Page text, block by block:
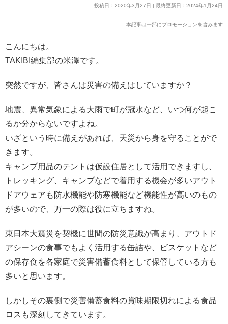
投稿日：2020年3月27日 | 最終更新日：2024年1月24日
本記事は一部にプロモーションを含みます
こんにちは。
TAKIBI編集部の米澤です。
突然ですが、皆さんは災害の備えはしていますか？
地震、異常気象による大雨で町が冠水など、いつ何が起こ
るか分からないですよね。
いざという時に備えがあれば、天災から身を守ることがで
きます。
キャンプ用品のテントは仮設住居として活用できますし、
トレッキング、キャンプなどで着用する機会が多いアウト
ドアウェアも防水機能や防寒機能など機能性が高いのもの
が多いので、万一の際は役に立ちますね。
東日本大震災を契機に世間の防災意識が高まり、アウトド
アシーンの食事でもよく活用する缶詰や、ビスケットなど
の保存食を各家庭で災害備蓄食料として保管している方も
多いと思います。
しかしその裏側で災害備蓄食料の賞味期限切れによる食品
ロスも深刻してきています。